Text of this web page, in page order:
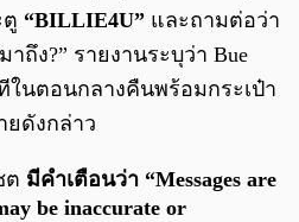
ตู “BILLIE4U” และถามต่อว่า
ถึง?” รายงานระบุว่า Bue
นตอนกลางคืนพร้อมกระเป๋า
ยดังกล่าว
ต มีคำเตือนว่า “Messages are
be inaccurate or